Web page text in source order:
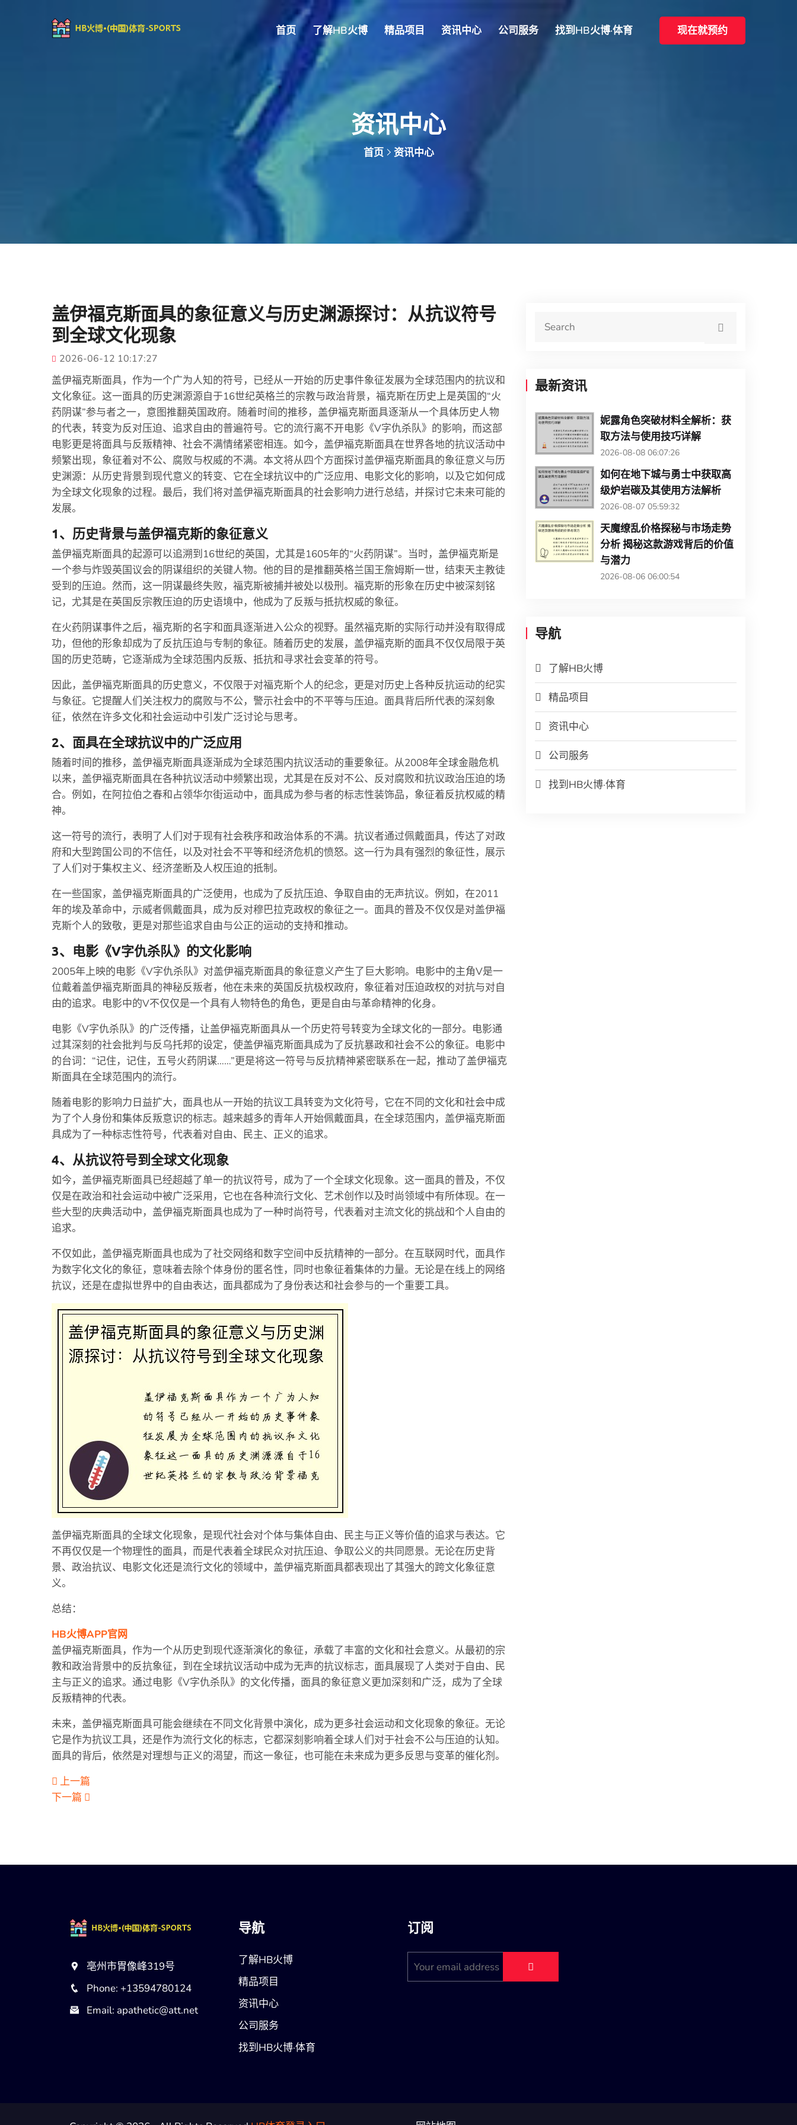
首页 了解HB火博 精品项目 资讯中心 公司服务 找到HB火博·体育 现在就预约
资讯中心
首页 资讯中心
盖伊福克斯面具的象征意义与历史渊源探讨：从抗议符号
到全球文化现象
2026-06-12 10:17:27
盖伊福克斯面具，作为一个广为人知的符号，已经从一开始的历史事件象征发展为全球范围内的抗议和
文化象征。这一面具的历史渊源源自于16世纪英格兰的宗教与政治背景，福克斯在历史上是英国的“火
药阴谋”参与者之一，意图推翻英国政府。随着时间的推移，盖伊福克斯面具逐渐从一个具体历史人物
的代表，转变为反对压迫、追求自由的普遍符号。它的流行离不开电影《V字仇杀队》的影响，而这部
电影更是将面具与反叛精神、社会不满情绪紧密相连。如今，盖伊福克斯面具在世界各地的抗议活动中
频繁出现，象征着对不公、腐败与权威的不满。本文将从四个方面探讨盖伊福克斯面具的象征意义与历
史渊源：从历史背景到现代意义的转变、它在全球抗议中的广泛应用、电影文化的影响，以及它如何成
为全球文化现象的过程。最后，我们将对盖伊福克斯面具的社会影响力进行总结，并探讨它未来可能的
发展。
1、历史背景与盖伊福克斯的象征意义
盖伊福克斯面具的起源可以追溯到16世纪的英国，尤其是1605年的“火药阴谋”。当时，盖伊福克斯是
一个参与炸毁英国议会的阴谋组织的关键人物。他的目的是推翻英格兰国王詹姆斯一世，结束天主教徒
受到的压迫。然而，这一阴谋最终失败，福克斯被捕并被处以极刑。福克斯的形象在历史中被深刻铭
记，尤其是在英国反宗教压迫的历史语境中，他成为了反叛与抵抗权威的象征。
在火药阴谋事件之后，福克斯的名字和面具逐渐进入公众的视野。虽然福克斯的实际行动并没有取得成
功，但他的形象却成为了反抗压迫与专制的象征。随着历史的发展，盖伊福克斯的面具不仅仅局限于英
国的历史范畴，它逐渐成为全球范围内反叛、抵抗和寻求社会变革的符号。
因此，盖伊福克斯面具的历史意义，不仅限于对福克斯个人的纪念，更是对历史上各种反抗运动的纪实
与象征。它提醒人们关注权力的腐败与不公，警示社会中的不平等与压迫。面具背后所代表的深刻象
征，依然在许多文化和社会运动中引发广泛讨论与思考。
2、面具在全球抗议中的广泛应用
随着时间的推移，盖伊福克斯面具逐渐成为全球范围内抗议活动的重要象征。从2008年全球金融危机
以来，盖伊福克斯面具在各种抗议活动中频繁出现，尤其是在反对不公、反对腐败和抗议政治压迫的场
合。例如，在阿拉伯之春和占领华尔街运动中，面具成为参与者的标志性装饰品，象征着反抗权威的精
神。
这一符号的流行，表明了人们对于现有社会秩序和政治体系的不满。抗议者通过佩戴面具，传达了对政
府和大型跨国公司的不信任，以及对社会不平等和经济危机的愤怒。这一行为具有强烈的象征性，展示
了人们对于集权主义、经济垄断及人权压迫的抵制。
在一些国家，盖伊福克斯面具的广泛使用，也成为了反抗压迫、争取自由的无声抗议。例如，在2011
年的埃及革命中，示威者佩戴面具，成为反对穆巴拉克政权的象征之一。面具的普及不仅仅是对盖伊福
克斯个人的致敬，更是对那些追求自由与公正的运动的支持和推动。
3、电影《V字仇杀队》的文化影响
2005年上映的电影《V字仇杀队》对盖伊福克斯面具的象征意义产生了巨大影响。电影中的主角V是一
位戴着盖伊福克斯面具的神秘反叛者，他在未来的英国反抗极权政府，象征着对压迫政权的对抗与对自
由的追求。电影中的V不仅仅是一个具有人物特色的角色，更是自由与革命精神的化身。
电影《V字仇杀队》的广泛传播，让盖伊福克斯面具从一个历史符号转变为全球文化的一部分。电影通
过其深刻的社会批判与反乌托邦的设定，使盖伊福克斯面具成为了反抗暴政和社会不公的象征。电影中
的台词：“记住，记住，五号火药阴谋……”更是将这一符号与反抗精神紧密联系在一起，推动了盖伊福克
斯面具在全球范围内的流行。
随着电影的影响力日益扩大，面具也从一开始的抗议工具转变为文化符号，它在不同的文化和社会中成
为了个人身份和集体反叛意识的标志。越来越多的青年人开始佩戴面具，在全球范围内，盖伊福克斯面
具成为了一种标志性符号，代表着对自由、民主、正义的追求。
4、从抗议符号到全球文化现象
如今，盖伊福克斯面具已经超越了单一的抗议符号，成为了一个全球文化现象。这一面具的普及，不仅
仅是在政治和社会运动中被广泛采用，它也在各种流行文化、艺术创作以及时尚领域中有所体现。在一
些大型的庆典活动中，盖伊福克斯面具也成为了一种时尚符号，代表着对主流文化的挑战和个人自由的
追求。
不仅如此，盖伊福克斯面具也成为了社交网络和数字空间中反抗精神的一部分。在互联网时代，面具作
为数字化文化的象征，意味着去除个体身份的匿名性，同时也象征着集体的力量。无论是在线上的网络
抗议，还是在虚拟世界中的自由表达，面具都成为了身份表达和社会参与的一个重要工具。
盖伊福克斯面具的全球文化现象，是现代社会对个体与集体自由、民主与正义等价值的追求与表达。它
不再仅仅是一个物理性的面具，而是代表着全球民众对抗压迫、争取公义的共同愿景。无论在历史背
景、政治抗议、电影文化还是流行文化的领域中，盖伊福克斯面具都表现出了其强大的跨文化象征意
义。
总结：
HB火博APP官网
盖伊福克斯面具，作为一个从历史到现代逐渐演化的象征，承载了丰富的文化和社会意义。从最初的宗
教和政治背景中的反抗象征，到在全球抗议活动中成为无声的抗议标志，面具展现了人类对于自由、民
主与正义的追求。通过电影《V字仇杀队》的文化传播，面具的象征意义更加深刻和广泛，成为了全球
反叛精神的代表。
未来，盖伊福克斯面具可能会继续在不同文化背景中演化，成为更多社会运动和文化现象的象征。无论
它是作为抗议工具，还是作为流行文化的标志，它都深刻影响着全球人们对于社会不公与压迫的认知。
面具的背后，依然是对理想与正义的渴望，而这一象征，也可能在未来成为更多反思与变革的催化剂。
上一篇
下一篇
最新资讯
妮露角色突破材料全解析：获
取方法与使用技巧详解
2026-08-08 06:07:26
如何在地下城与勇士中获取高
级炉岩碳及其使用方法解析
2026-08-07 05:59:32
天魔缭乱价格探秘与市场走势
分析 揭秘这款游戏背后的价值
与潜力
2026-08-06 06:00:54
导航
了解HB火博
精品项目
资讯中心
公司服务
找到HB火博·体育
亳州市胃像峰319号
Phone: +13594780124
Email: apathetic@att.net
导航
了解HB火博
精品项目
资讯中心
公司服务
找到HB火博·体育
订阅